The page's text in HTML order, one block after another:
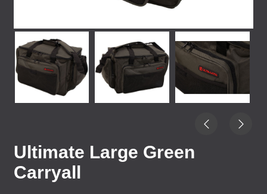
Ultimate Large Green
Carryall